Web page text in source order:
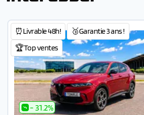
⏰Livrable 48h!
🥉Garantie 3 ans !
🏆Top ventes
- 31.2%